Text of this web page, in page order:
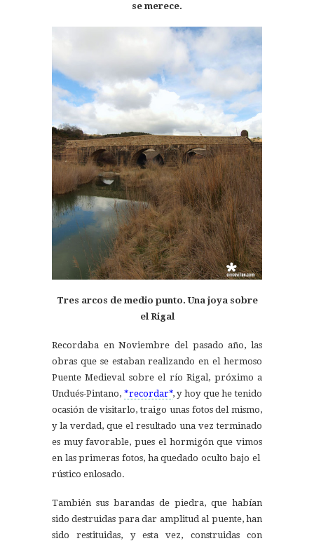
se merece.
Tres arcos de medio punto. Una joya sobre
el Rigal
Recordaba en Noviembre del pasado año, las
obras que se estaban realizando en el hermoso
Puente Medieval sobre el río Rigal, próximo a
Undués-Pintano, *recordar*, y hoy que he tenido
ocasión de visitarlo, traigo unas fotos del mismo,
y la verdad, que el resultado una vez terminado
es muy favorable, pues el hormigón que vimos
en las primeras fotos, ha quedado oculto bajo el
rústico enlosado.
También sus barandas de piedra, que habían
sido destruidas para dar amplitud al puente, han
sido restituidas, y esta vez, construidas con